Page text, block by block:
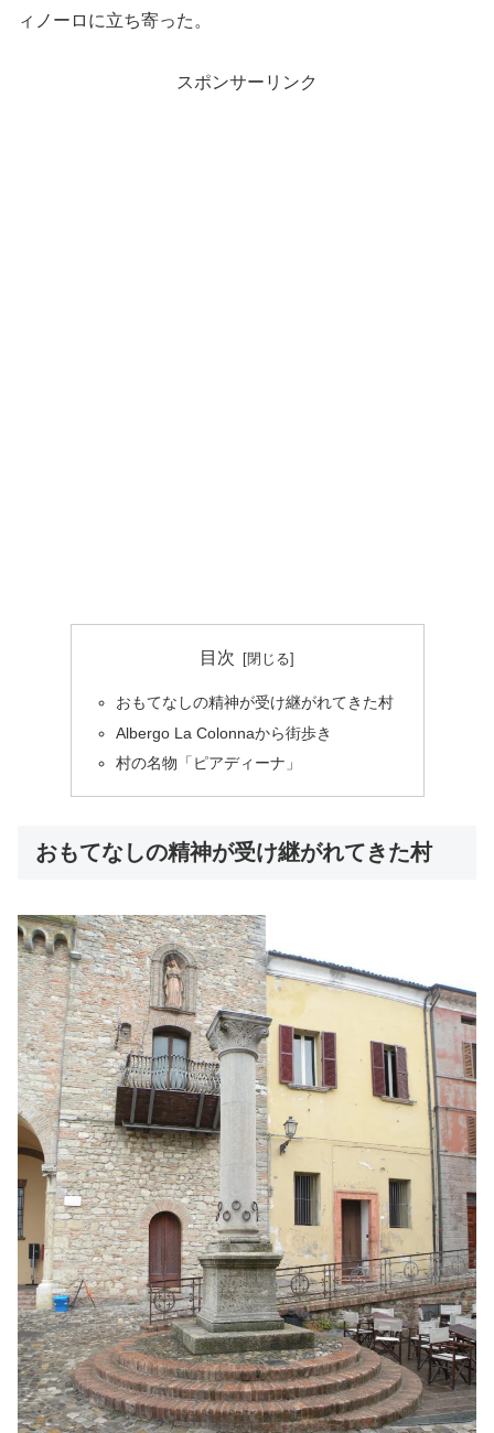
ィノーロに立ち寄った。
スポンサーリンク
目次
おもてなしの精神が受け継がれてきた村
Albergo La Colonnaから街歩き
村の名物「ピアディーナ」
おもてなしの精神が受け継がれてきた村